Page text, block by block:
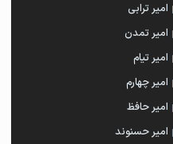
امیر ترابی
امیر تمدن
امیر تیام
امیر چهارم
امیر حافظ
امیر حسنوند